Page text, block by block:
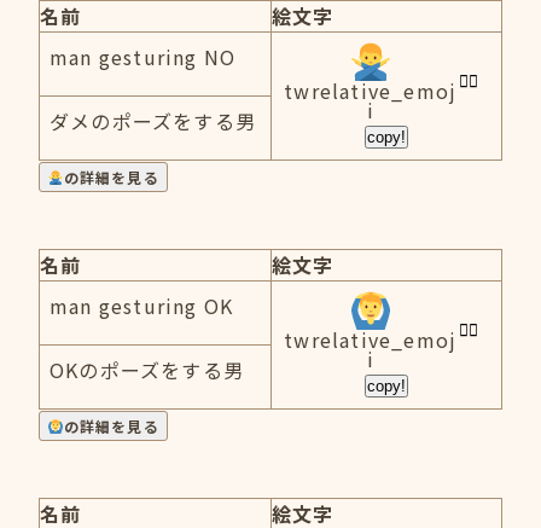
名前
絵文字
man gesturing NO
twrelative_emoj
i
copy!
ダメのポーズをする男
の詳細を見る
名前
絵文字
man gesturing OK
twrelative_emoj
i
copy!
OKのポーズをする男
の詳細を見る
名前
絵文字